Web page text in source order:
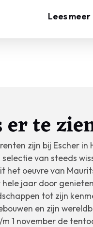
Lees meer
er te
zijn bij Escher
van steeds
het oeuvre van
hele jaar door
tot zijn
en zijn
1 november de